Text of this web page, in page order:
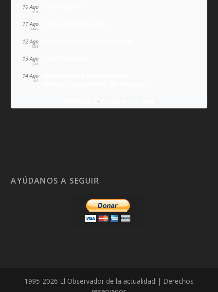
10 Ago
LUN
11 Ago
MAR
12 Ago
MIÉ
13 Ago
JUE
14 Ago
VIE
·
AYÚDANOS A SEGUIR
1995-2026 El Observador de la actualidad | Derechos